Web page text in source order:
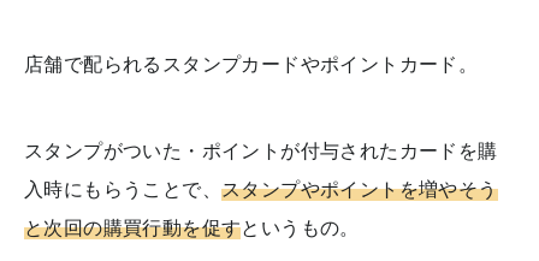
店舗で配られるスタンプカードやポイントカード。
スタンプがついた・ポイントが付与されたカードを購
入時にもらうことで、 スタンプやポイントを増やそう
と次回の購買行動を促すというもの。